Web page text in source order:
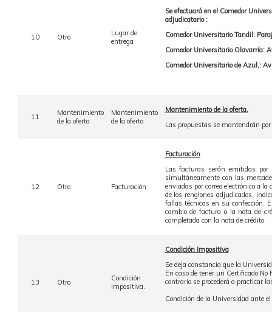
10 Otro
Lugar de
entrega
Se efectuará en el Comedor
adjudicatario :
Comedor Universitario Tandil:
Comedor Universitario Olavarría:
Comedor Universitario de Azul,:
11
Mantenimiento
de la oferta
Mantenimiento
de la oferta
Mantenimiento de la oferta.
Las propuestas se mantendrán
12 Otro Facturación
Facturación
Las facturas serán emitidas por
simultáneamente con las
enviadas por correo electrónico a la
de los renglones adjudicados,
fallas técnicas en su confección.
cambio de factura o la nota de
completada con la nota de crédito.
13 Otro
Condición
impositiva.
Condición Impositiva
Se deja constancia que la
En caso de tener un Certificado
contrario se procederá a practicar
Condición de la Universidad ante